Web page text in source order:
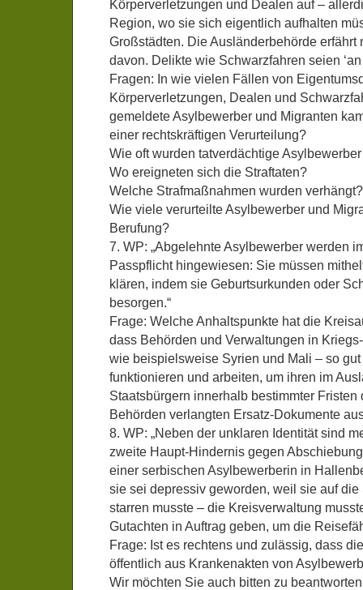
Körperverletzungen und Dealen auf –
Region, wo sie sich eigentlich aufhalten
Großstädten. Die Ausländerbehörde erfährt
davon. Delikte wie Schwarzfahren seien ‘an
Fragen: In wie vielen Fällen von
Körperverletzungen, Dealen und
gemeldete Asylbewerber und Migranten
einer rechtskräftigen Verurteilung?
Wie oft wurden tatverdächtige
Wo ereigneten sich die Straftaten?
Welche Strafmaßnahmen wurden verhängt?
Wie viele verurteilte Asylbewerber und
Berufung?
7. WP: „Abgelehnte Asylbewerber werden
Passpflicht hingewiesen: Sie müssen
klären, indem sie Geburtsurkunden oder
besorgen.“
Frage: Welche Anhaltspunkte hat die
dass Behörden und Verwaltungen in
wie beispielsweise Syrien und Mali – so
funktionieren und arbeiten, um ihren im
Staatsbürgern innerhalb bestimmter Fristen
Behörden verlangten Ersatz-Dokumente
8. WP: „Neben der unklaren Identität sind
zweite Haupt-Hindernis gegen
einer serbischen Asylbewerberin in
sie sei depressiv geworden, weil sie auf
starren musste – die Kreisverwaltung
Gutachten in Auftrag geben, um die
Frage: Ist es rechtens und zulässig, dass
öffentlich aus Krankenakten von
Wir möchten Sie auch bitten zu